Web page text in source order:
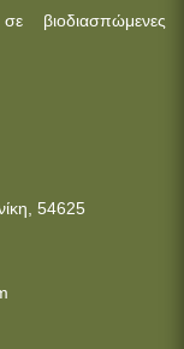
βιοδιασπώμενες
54625